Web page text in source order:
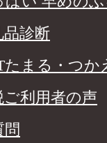
診断
たまる・つか
利用者の声